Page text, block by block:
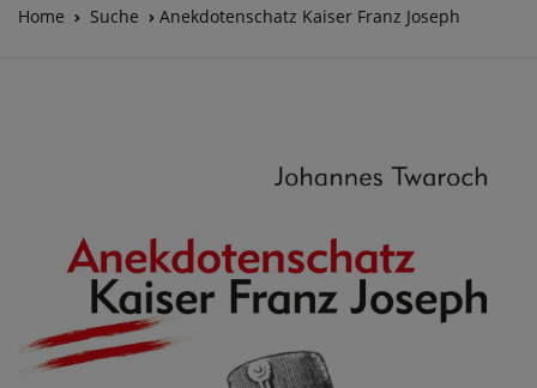
Home Suche Anekdotenschatz Kaiser Franz Joseph